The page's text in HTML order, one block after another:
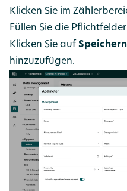
Klicken Sie im
Füllen Sie die
Klicken Sie auf Speichern
hinzuzufügen.